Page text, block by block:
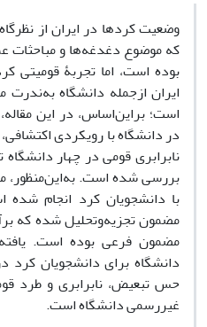
وضعیت کردها در ایران از
که موضوع دغدغه‌‌ها و مباحثات
بوده است، اما تجربۀ قومیتی
ایران ازجمله دانشگاه
است؛ براین‌‌اساس، در این
در دانشگاه با رویکردی
نابرابری قومی در چهار دانشگاه
بررسی شده است. به‌این‌منظور،
با دانشجویان کرد انجام
مضمون فرعی بوده است.
دانشگاه برای دانشجویان کرد
حس تبعیض، نابرابری و طرد
غیررسمی دانشگاه است.